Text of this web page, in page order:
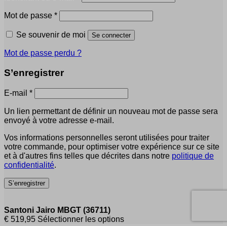
Mot de passe *Obligatoire
Se souvenir de moi Se connecter
Mot de passe perdu ?
S’enregistrer
E-mail *Obligatoire
Un lien permettant de définir un nouveau mot de passe sera
envoyé à votre adresse e-mail.
Vos informations personnelles seront utilisées pour traiter
votre commande, pour optimiser votre expérience sur ce site
et à d'autres fins telles que décrites dans notre politique de
confidentialité.
S’enregistrer
Santoni Jairo MBGT (36711)
€ 519,95 Sélectionner les options